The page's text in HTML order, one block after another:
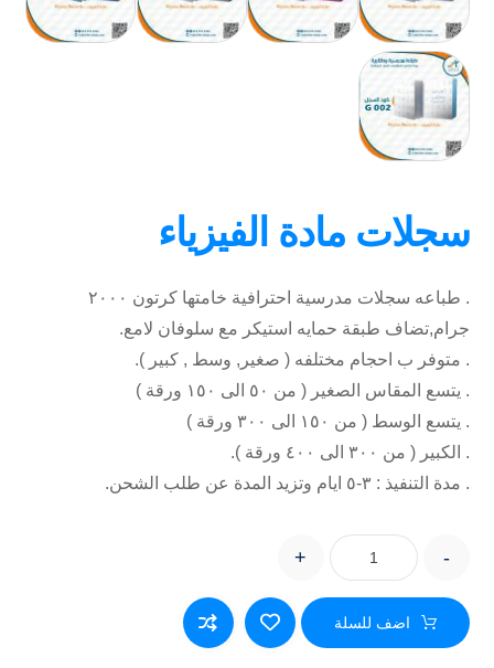
سجلات مادة الفيزياء
. طباعه سجلات مدرسية احترافية خامتها كرتون ٢٠٠٠
جرام,تضاف طبقة حمايه استيكر مع سلوفان لامع.
. متوفر ب احجام مختلفه ( صغير, وسط , كبير ).
. يتسع المقاس الصغير ( من ٥٠ الى ١٥٠ ورقة )
. يتسع الوسط ( من ١٥٠ الى ٣٠٠ ورقة )
. الكبير ( من ٣٠٠ الى ٤٠٠ ورقة ).
. مدة التنفيذ : ٣-٥ ايام وتزيد المدة عن طلب الشحن.
-
+
اضف للسلة